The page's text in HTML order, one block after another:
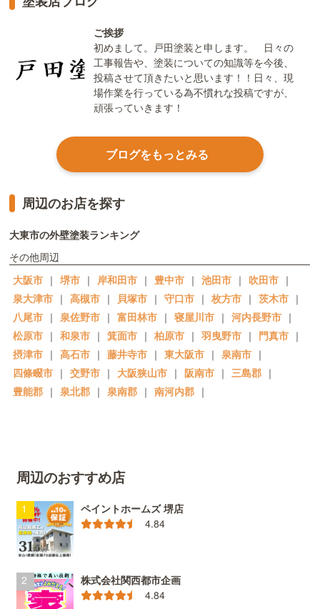
ご挨拶
初めまして。戸田塗装と申します。 日々の
工事報告や、塗装についての知識等を今後、
投稿させて頂きたいと思います！！日々、現
場作業を行っている為不慣れな投稿ですが、
頑張っていきます！
ブログをもっとみる
周辺のお店を探す
大東市の外壁塗装ランキング
その他周辺
大阪市 ｜ 堺市 ｜ 岸和田市 ｜ 豊中市 ｜ 池田市 ｜ 吹田市 ｜
泉大津市 ｜ 高槻市 ｜ 貝塚市 ｜ 守口市 ｜ 枚方市 ｜ 茨木市 ｜
八尾市 ｜ 泉佐野市 ｜ 富田林市 ｜ 寝屋川市 ｜ 河内長野市 ｜
松原市 ｜ 和泉市 ｜ 箕面市 ｜ 柏原市 ｜ 羽曳野市 ｜ 門真市 ｜
摂津市 ｜ 高石市 ｜ 藤井寺市 ｜ 東大阪市 ｜ 泉南市 ｜
四條畷市 ｜ 交野市 ｜ 大阪狭山市 ｜ 阪南市 ｜ 三島郡 ｜
豊能郡 ｜ 泉北郡 ｜ 泉南郡 ｜ 南河内郡 ｜
周辺のおすすめ店
ペイントホームズ 堺店
4.84
株式会社関西都市企画
4.84